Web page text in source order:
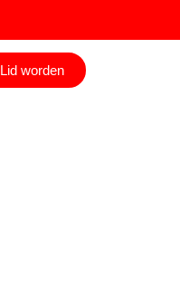
Lid worden